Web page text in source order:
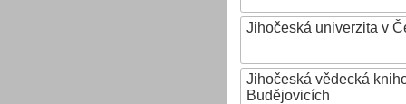
Jihočeská univerzita v
Jihočeská vědecká
Budějovicích